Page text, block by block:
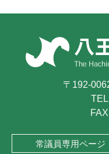
〒192-
常議員専用ページ